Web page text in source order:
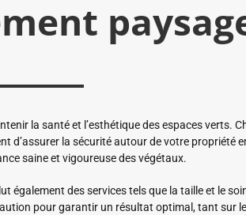
la santé et l’esthétique des espaces verts.
d’assurer la sécurité autour de votre propriété
saine et vigoureuse des végétaux.
également des services tels que la taille et le
pour garantir un résultat optimal, tant sur